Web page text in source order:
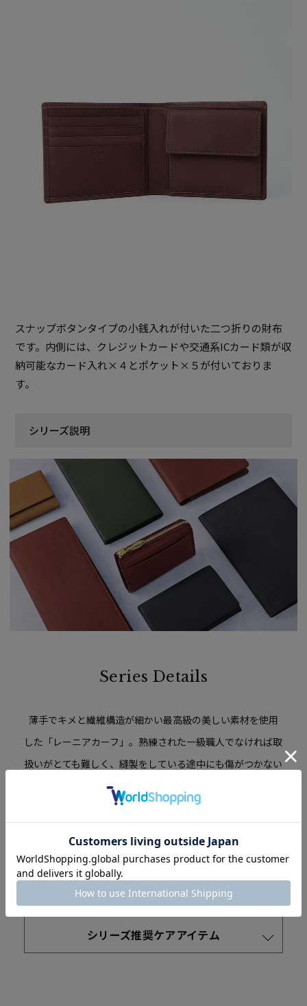
スナップボタンタイプの小銭入れが付いた二つ折りの財布
です。内側には、クレジットカードや交通系ICカード類が収
納可能なカード入れ×４とポケット×５が付いておりま
す。
シリーズ説明
Series Details
薄手でキメと繊維構造が細かい最高級の美しい素材を使用
した「レーニアカーフ」。 熟練された一級職人でなければ取
扱いがとても難しく、縫製をしている途中にも傷がつかない
丁寧に取り扱わなくてはならない素材を使用していま
Read More
シリーズ推奨ケアアイテム